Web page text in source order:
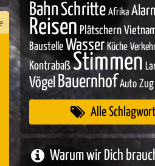
BahnSchritte Afrika
Reisen Plätschern
Baustelle Wasser Küche
Kontrabaß Stimmen
Vögel Bauernhof Auto Zug
Alle
Warum wir Dich